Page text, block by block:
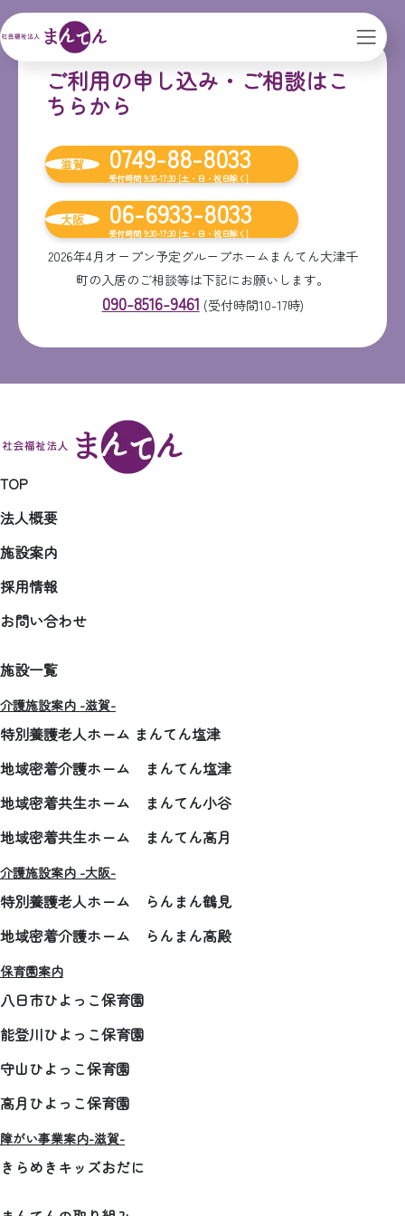
ご利用の申し込み・ご相談はこ
ちらから
滋賀 0749-88-8033
受付時間 9:30-17:30 [土・日・祝日除く]
大阪 06-6933-8033
受付時間 9:30-17:30 [土・日・祝日除く]
2026年4月オープン予定グループホームまんてん大津千
町の入居のご相談等は下記にお願いします。
090-8516-9461 (受付時間10-17時)
TOP
法人概要
施設案内
採用情報
お問い合わせ
施設一覧
介護施設案内 -滋賀-
特別養護老人ホーム まんてん塩津
地域密着介護ホーム まんてん塩津
地域密着共生ホーム まんてん小谷
地域密着共生ホーム まんてん高月
介護施設案内 -大阪-
特別養護老人ホーム らんまん鶴見
地域密着介護ホーム らんまん高殿
保育園案内
八日市ひよっこ保育園
能登川ひよっこ保育園
守山ひよっこ保育園
高月ひよっこ保育園
障がい事業案内-滋賀-
きらめきキッズおだに